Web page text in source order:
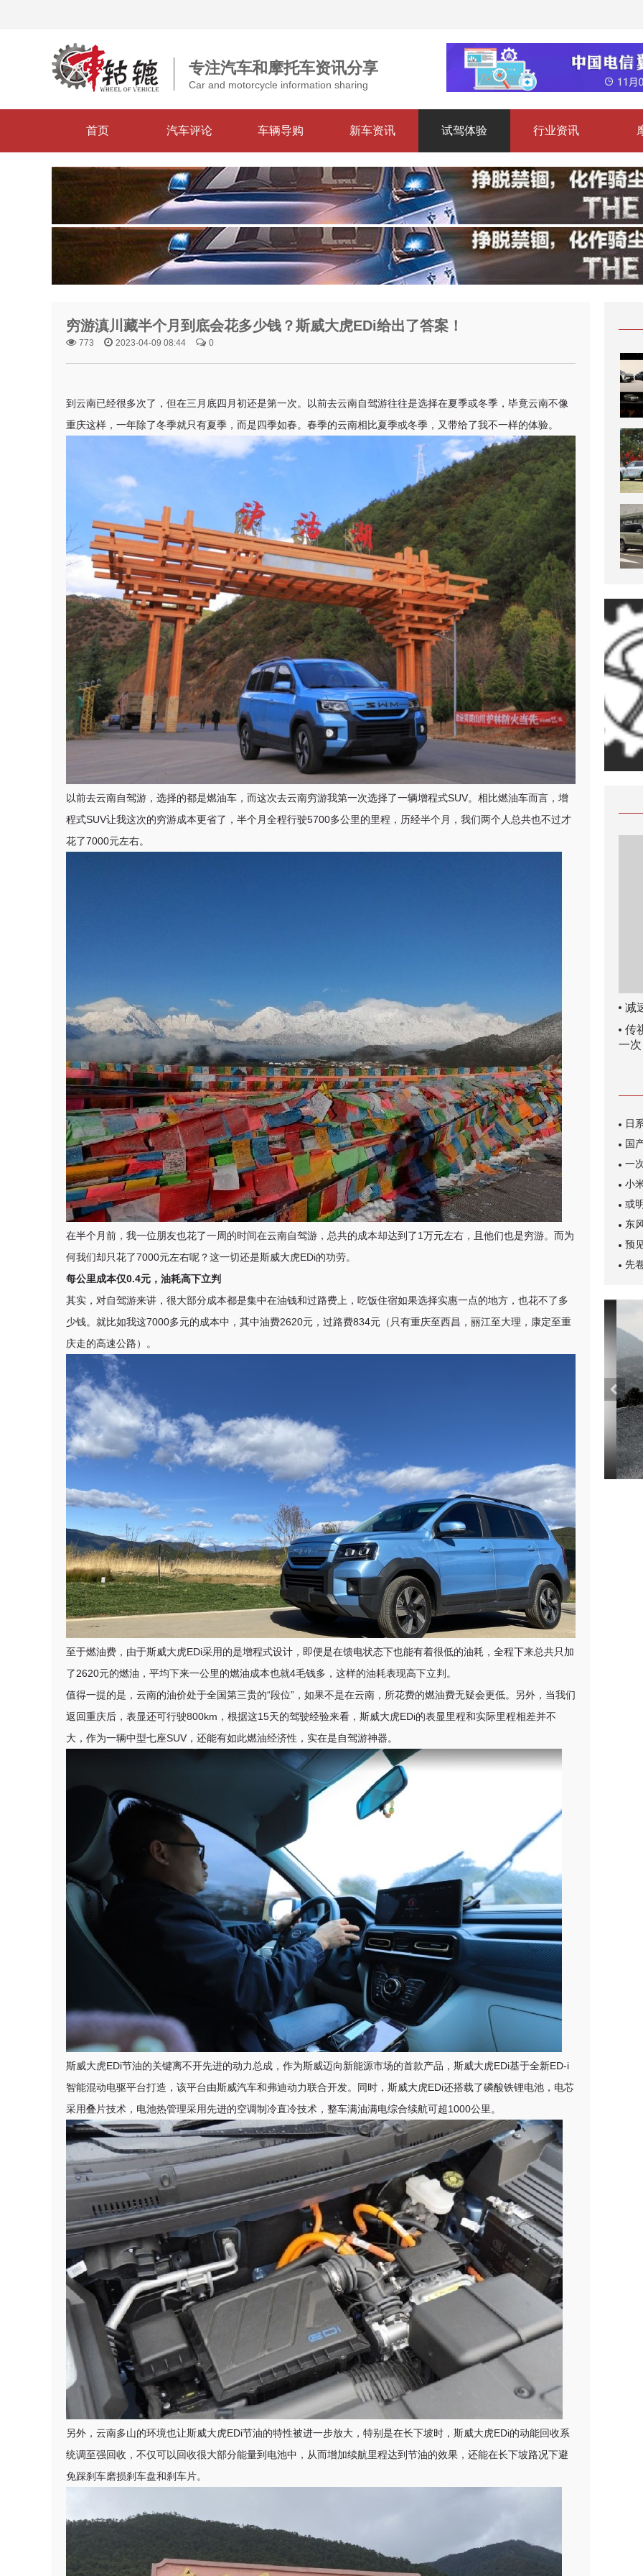
专注汽车和摩托车资讯分享
Car and motorcycle information sharing
首页 汽车评论 车辆导购 新车资讯 试驾体验 行业资讯
穷游滇川藏半个月到底会花多少钱？斯威大虎EDi给出了答案！
773 2023-04-09 08:44 0
到云南已经很多次了，但在三月底四月初还是第一次。以前去云南自驾游往往是选择在夏季或冬季，毕竟云南不像
重庆这样，一年除了冬季就只有夏季，而是四季如春。春季的云南相比夏季或冬季，又带给了我不一样的体验。
以前去云南自驾游，选择的都是燃油车，而这次去云南穷游我第一次选择了一辆增程式SUV。相比燃油车而言，增
程式SUV让我这次的穷游成本更省了，半个月全程行驶5700多公里的里程，历经半个月，我们两个人总共也不过才
花了7000元左右。
在半个月前，我一位朋友也花了一周的时间在云南自驾游，总共的成本却达到了1万元左右，且他们也是穷游。而为
何我们却只花了7000元左右呢？这一切还是斯威大虎EDi的功劳。
每公里成本仅0.4元，油耗高下立判
其实，对自驾游来讲，很大部分成本都是集中在油钱和过路费上，吃饭住宿如果选择实惠一点的地方，也花不了多
少钱。就比如我这7000多元的成本中，其中油费2620元，过路费834元（只有重庆至西昌，丽江至大理，康定至重
庆走的高速公路）。
至于燃油费，由于斯威大虎EDi采用的是增程式设计，即便是在馈电状态下也能有着很低的油耗，全程下来总共只加
了2620元的燃油，平均下来一公里的燃油成本也就4毛钱多，这样的油耗表现高下立判。
值得一提的是，云南的油价处于全国第三贵的“段位”，如果不是在云南，所花费的燃油费无疑会更低。另外，当我们
返回重庆后，表显还可行驶800km，根据这15天的驾驶经验来看，斯威大虎EDi的表显里程和实际里程相差并不
大，作为一辆中型七座SUV，还能有如此燃油经济性，实在是自驾游神器。
斯威大虎EDi节油的关键离不开先进的动力总成，作为斯威迈向新能源市场的首款产品，斯威大虎EDi基于全新ED-i
智能混动电驱平台打造，该平台由斯威汽车和弗迪动力联合开发。同时，斯威大虎EDi还搭载了磷酸铁锂电池，电芯
采用叠片技术，电池热管理采用先进的空调制冷直冷技术，整车满油满电综合续航可超1000公里。
另外，云南多山的环境也让斯威大虎EDi节油的特性被进一步放大，特别是在长下坡时，斯威大虎EDi的动能回收系
统调至强回收，不仅可以回收很大部分能量到电池中，从而增加续航里程达到节油的效果，还能在长下坡路况下避
免踩刹车磨损刹车盘和刹车片。
减
传
一